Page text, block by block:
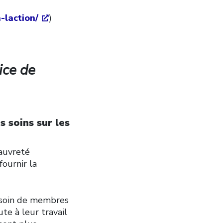
laction/ )
de
soins sur les
la
de membres
à leur travail